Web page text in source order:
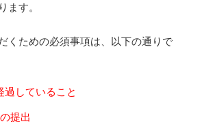
ます。
くための必須事項は、以下の通りで
過していること
提出